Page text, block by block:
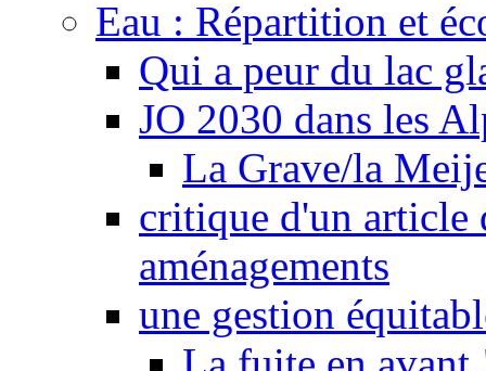
Eau : Répartition et
Qui a peur du lac
JO 2030 dans les
La Grave/la
critique d'un article
aménagements
une gestion